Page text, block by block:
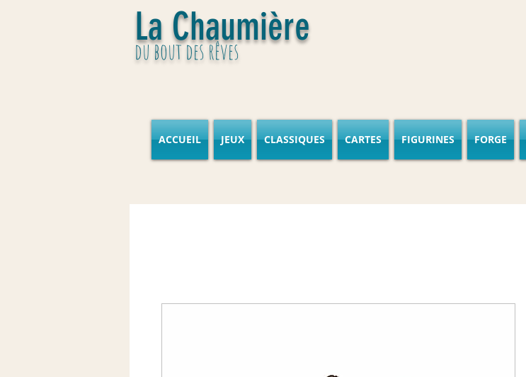
La Chaumière
du bout des rêves
ACCUEIL JEUX CLASSIQUES CARTES FIGURINES FORGE